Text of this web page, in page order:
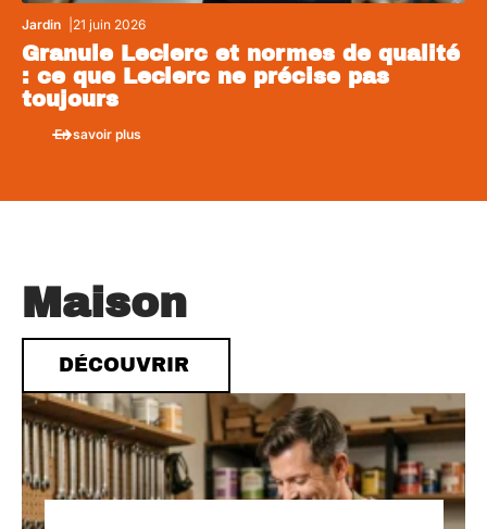
Jardin 21 juin 2026
Granule Leclerc et normes de qualité
: ce que Leclerc ne précise pas
toujours
En savoir plus
Maison
DÉCOUVRIR